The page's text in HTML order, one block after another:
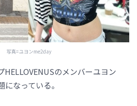
写真=ユヨンme2day
HELLOVENUSのメンバーユヨン
なっている。